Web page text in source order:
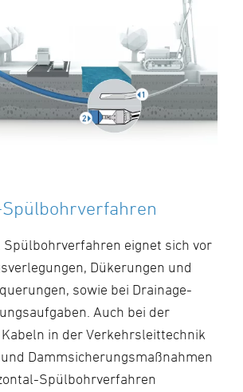
Spülbohrverfahren eignet sich vor
Dükerungen und
sowie bei Drainage-
Auch bei der
in der Verkehrsleittechnik
Dammsicherungsmaßnahmen
Spülbohrverfahren